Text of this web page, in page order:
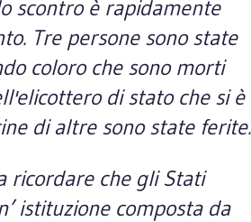
scontro è rapidamente
Tre persone sono state
coloro che sono morti
di stato che si è
di altre sono state ferite.
ricordare che gli Stati
istituzione composta da